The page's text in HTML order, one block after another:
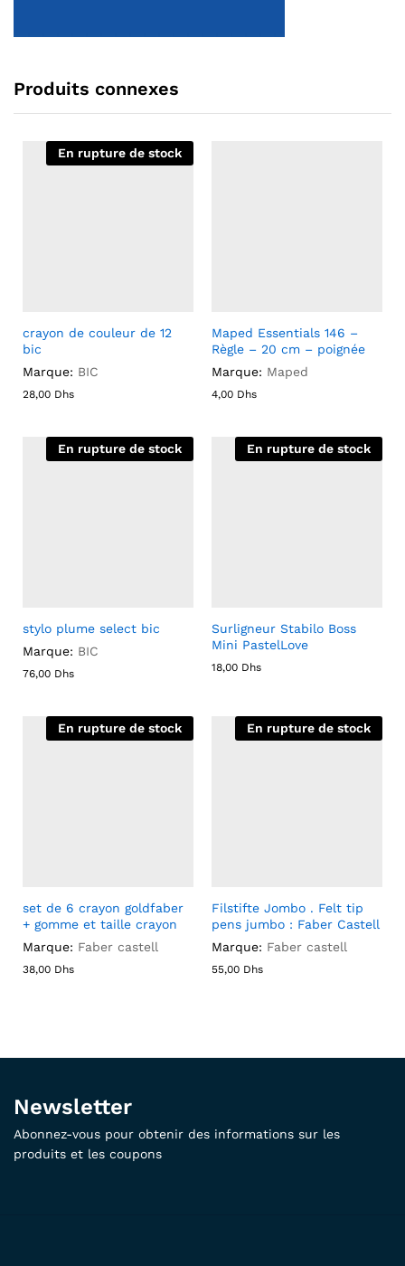
Produits connexes
En rupture de stock
crayon de couleur de 12
bic
Marque: BIC
28,00 Dhs
Maped Essentials 146 –
Règle – 20 cm – poignée
Marque: Maped
4,00 Dhs
En rupture de stock
stylo plume select bic
Marque: BIC
76,00 Dhs
En rupture de stock
Surligneur Stabilo Boss
Mini PastelLove
18,00 Dhs
En rupture de stock
set de 6 crayon goldfaber
+ gomme et taille crayon
Marque: Faber castell
38,00 Dhs
En rupture de stock
Filstifte Jombo . Felt tip
pens jumbo : Faber Castell
Marque: Faber castell
55,00 Dhs
Newsletter
Abonnez-vous pour obtenir des informations sur les
produits et les coupons